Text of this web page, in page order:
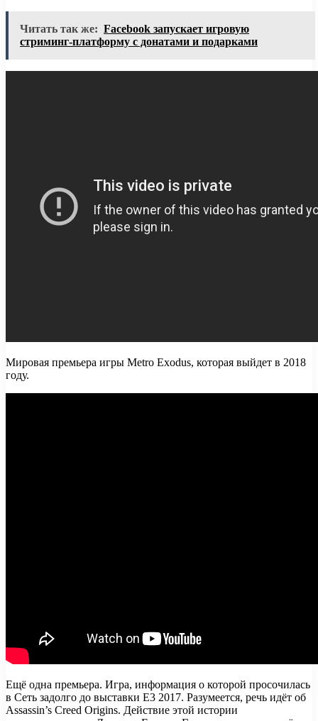
Читать так же: Facebook запускает игровую
стриминг-платформу с донатами и подарками
Мировая премьера игры Metro Exodus, которая выйдет в 2018
году.
Ещё одна премьера. Игра, информация о которой просочилась
в Сеть задолго до выставки Е3 2017. Разумеется, речь идёт об
Assassin’s Creed Origins. Действие этой истории